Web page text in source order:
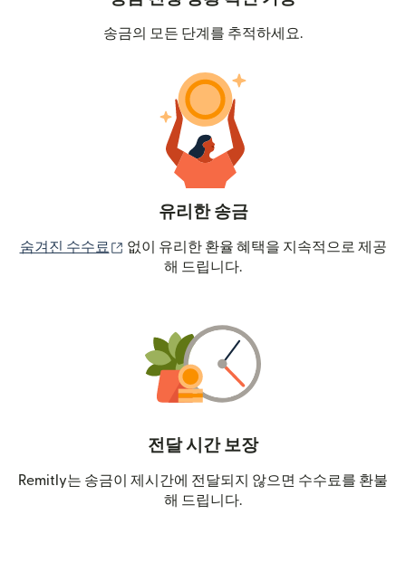
송금의 모든 단계를 추적하세요.
유리한 송금
숨겨진 수수료 (새 창에서 열림)
없이 유리한 환율 혜택을 지속적으로 제공
해 드립니다.
전달 시간 보장
Remitly는 송금이 제시간에 전달되지 않으면 수수료를 환불
해 드립니다.